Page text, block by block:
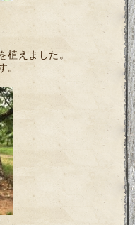
植えました。
。